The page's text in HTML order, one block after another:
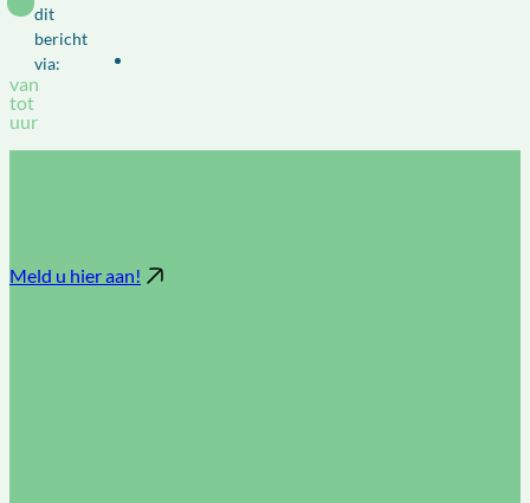
van
tot
uur
dit
bericht
via:
Meld u hier aan!